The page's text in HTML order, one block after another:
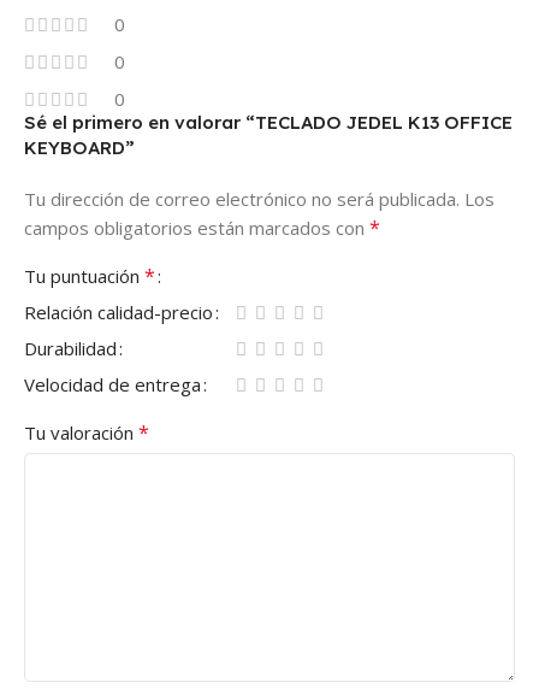
0
0
0
Sé el primero en valorar “TECLADO JEDEL K13 OFFICE
KEYBOARD”
Tu dirección de correo electrónico no será publicada. Los
campos obligatorios están marcados con *
Tu puntuación *
Relación calidad-precio
Durabilidad
Velocidad de entrega
Tu valoración *